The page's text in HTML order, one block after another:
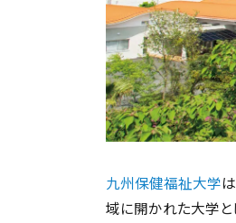
九州保健福祉大学
域に開かれた大学と